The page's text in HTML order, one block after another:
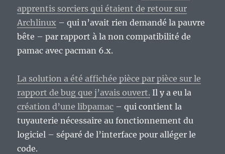
?
apprentis sorciers qui étaient de retour sur
Archlinux – qui n’avait rien demandé la pauvre
bête – par rapport à la non compatibilité de
pamac avec pacman 6.x.
La solution a été affichée pièce par pièce sur le
rapport de bug que j’avais ouvert. Il y a eu la
création d’une libpamac – qui contient la
tuyauterie nécessaire au fonctionnement du
logiciel – séparé de l’interface pour alléger le
code.